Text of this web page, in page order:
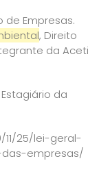
Empresas.
, Direito
da Aceti
da
25/lei-geral-
empresas/